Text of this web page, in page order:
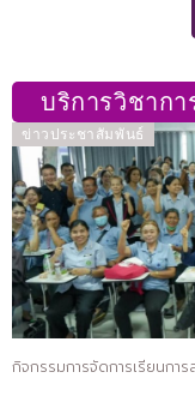
บริการวิชากา
ข่าวประชาสัมพันธ์
กิจกรรมการจัดการเรียนกา